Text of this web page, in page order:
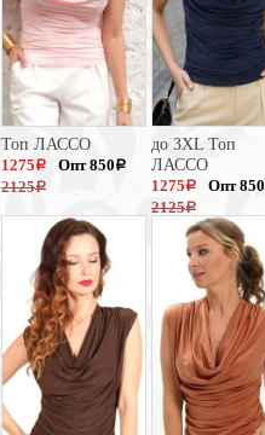
Топ ЛАССО
1275 a
2125a
Опт 850 a
до 3XL Топ
ЛАССО
1275 a
2125a
Опт 850